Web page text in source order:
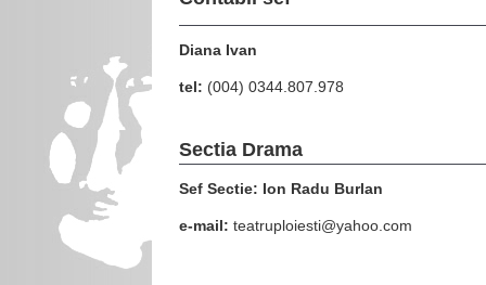
Diana Ivan
tel: (004) 0344.807.978
Sectia Drama
Sef Sectie: Ion Radu Burlan
e-mail: teatruploiesti@yahoo.com